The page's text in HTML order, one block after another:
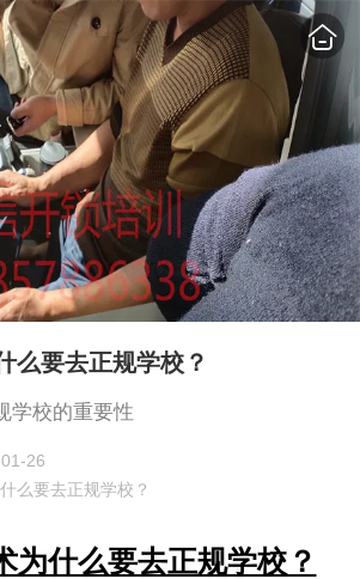
么要去正规学校？
学校的重要性
26
么要去正规学校？
为什么要去正规学校？